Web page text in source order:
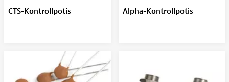
CTS-Kontrollpotis Alpha-Kontrollpotis